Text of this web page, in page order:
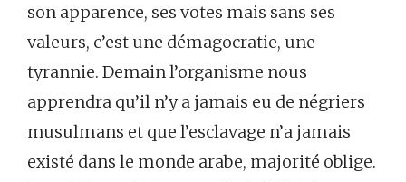
son apparence, ses votes mais sans ses
valeurs, c’est une démagocratie, une
tyrannie. Demain l’organisme nous
apprendra qu’il n’y a jamais eu de négriers
musulmans et que l’esclavage n’a jamais
existé dans le monde arabe, majorité oblige.